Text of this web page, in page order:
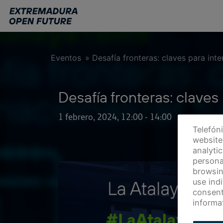
contenido
Eventos » Desafía fronteras: claves para
Desafía fronteras:
1 febrero, 2024, 12:00 - 14:00
use